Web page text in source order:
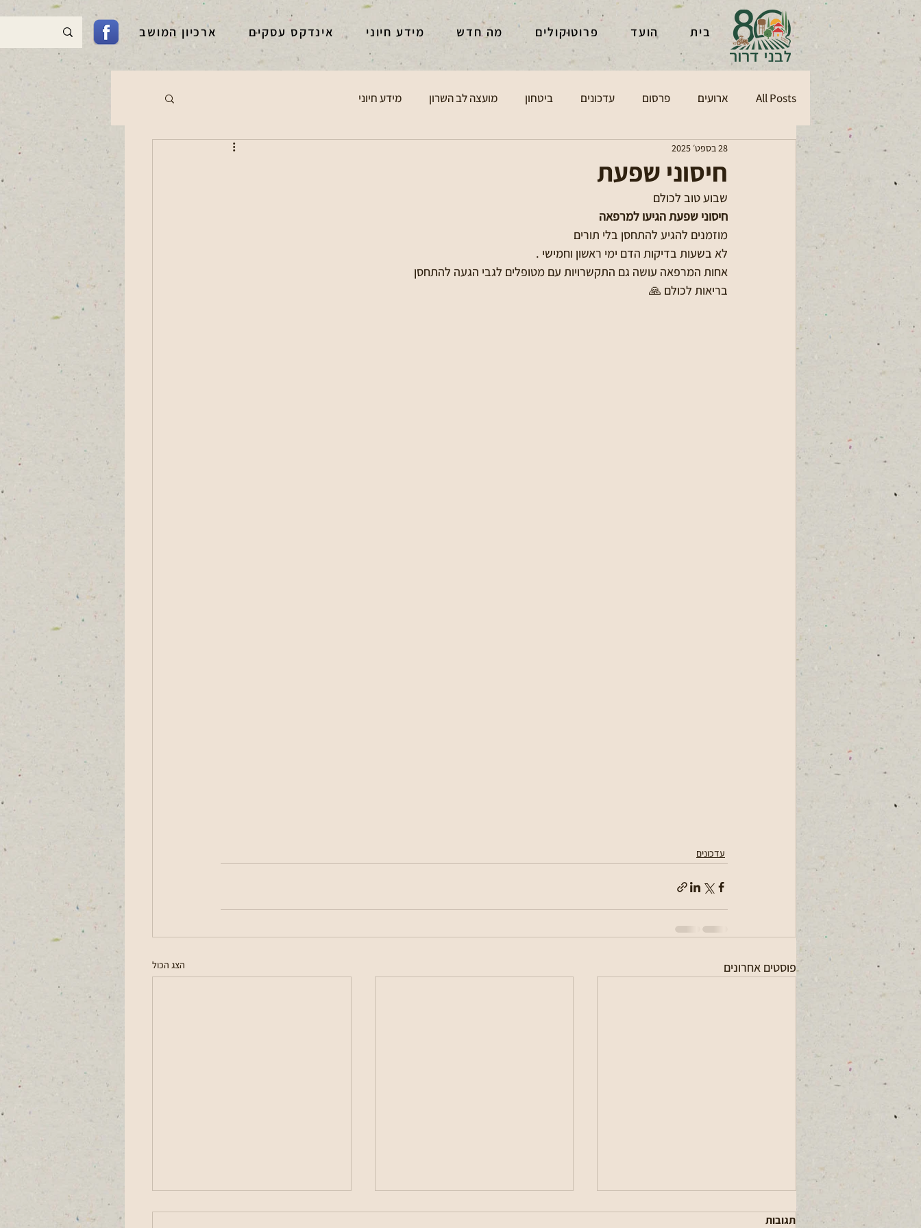
בית הועד פרוטוקולים מה חדש מידע חיוני אינדקס עסקים ארכיון המושב
All Posts ארועים פרסום עדכונים ביטחון מועצה לב השרון מידע חיוני
חיסוני שפעת
28 בספט׳ 2025
שבוע טוב לכולם
חיסוני שפעת הגיעו למרפאה
מוזמנים להגיע להתחסן בלי תורים
לא בשעות בדיקות הדם ימי ראשון וחמישי .
אחות המרפאה עושה גם התקשרויות עם מטופלים לגבי הגעה להתחסן
בריאות לכולם 🙏
עדכונים
פוסטים אחרונים הצג הכול
תגובות